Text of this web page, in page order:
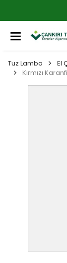
Tuz Lamba
El
Kırmızı